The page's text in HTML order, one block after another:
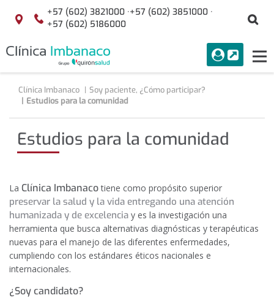
Saltar al contenido
Localización
+57 (602) 3821000 ·+57 (602) 3851000 ·
+57 (602) 5186000
menuAcceso
Buscar
Clínica Imbanaco
Soy paciente, ¿Cómo participar?
Estudios para la comunidad
Estudios para la comunidad
La Clínica Imbanacotiene como propósito superior
preservar la salud y la vida entregando una atención
humanizada y de excelencia y es la investigación una
herramienta que busca alternativas diagnósticas y terapéuticas
nuevas para el manejo de las diferentes enfermedades,
cumpliendo con los estándares éticos nacionales e
internacionales.
¿Soy candidato?